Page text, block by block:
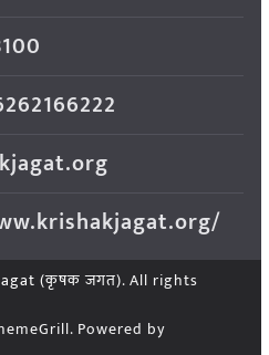
(कृषक जगत). All rights
Powered by